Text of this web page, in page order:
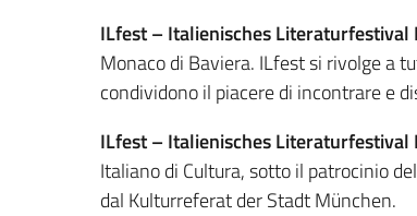
ILfest – Italienisches Literaturfestival
Monaco di Baviera. ILfest si rivolge a
condividono il piacere di incontrare e
ILfest – Italienisches Literaturfestival
Italiano di Cultura, sotto il patrocinio
dal Kulturreferat der Stadt München.